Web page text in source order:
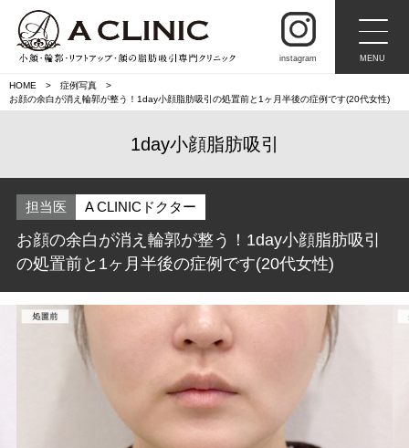
instagram MENU
HOME
症例写真
お顔の余白が消え輪郭が整う！1day小顔脂肪吸引の処置前と1ヶ月半後の症例です(20代女性)
1day小顔脂肪吸引
担当医 A CLINICドクター
お顔の余白が消え輪郭が整う！1day小顔脂肪吸引
の処置前と1ヶ月半後の症例です(20代女性)